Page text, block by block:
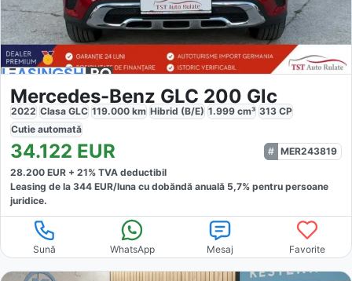
Mercedes-Benz GLC 200 Glc
2022 Clasa GLC 119.000 km Hibrid (B/E) 1.999 cm³ 313 CP
Cutie automată
34.122 EUR
MER243819
28.200 EUR + 21% TVA deductibil
Leasing de la 344 EUR/luna cu dobăndă anuală 5,7% pentru persoane
juridice.
Sună WhatsApp Mesaj Favorite